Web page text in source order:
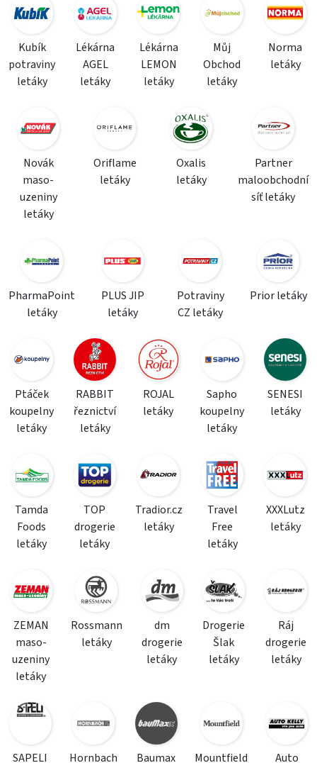
Kubík
potraviny
letáky
Lékárna
AGEL
letáky
Lékárna
LEMON
letáky
Můj
Obchod
letáky
Norma
letáky
Novák
maso-
uzeniny
letáky
Oriflame
letáky
Oxalis
letáky
Partner
maloobchodní
síť letáky
PharmaPoint
letáky
PLUS JIP
letáky
Potraviny
CZ letáky
Prior letáky
Ptáček
koupelny
letáky
RABBIT
řeznictví
letáky
ROJAL
letáky
Sapho
koupelny
letáky
SENESI
letáky
Tamda
Foods
letáky
TOP
drogerie
letáky
Tradior.cz
letáky
Travel
Free
letáky
XXXLutz
letáky
ZEMAN
maso-
uzeniny
letáky
Rossmann
letáky
dm
drogerie
letáky
Drogerie
Šlak
letáky
Ráj
drogerie
letáky
SAPELI
Hornbach
Baumax
Mountfield
Auto